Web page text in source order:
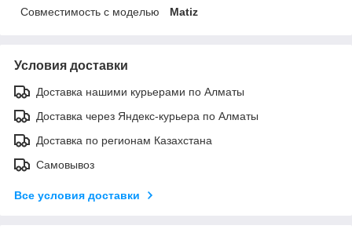
Совместимость с моделью
Matiz
Условия доставки
Доставка нашими курьерами по Алматы
Доставка через Яндекс-курьера по Алматы
Доставка по регионам Казахстана
Самовывоз
Все условия доставки